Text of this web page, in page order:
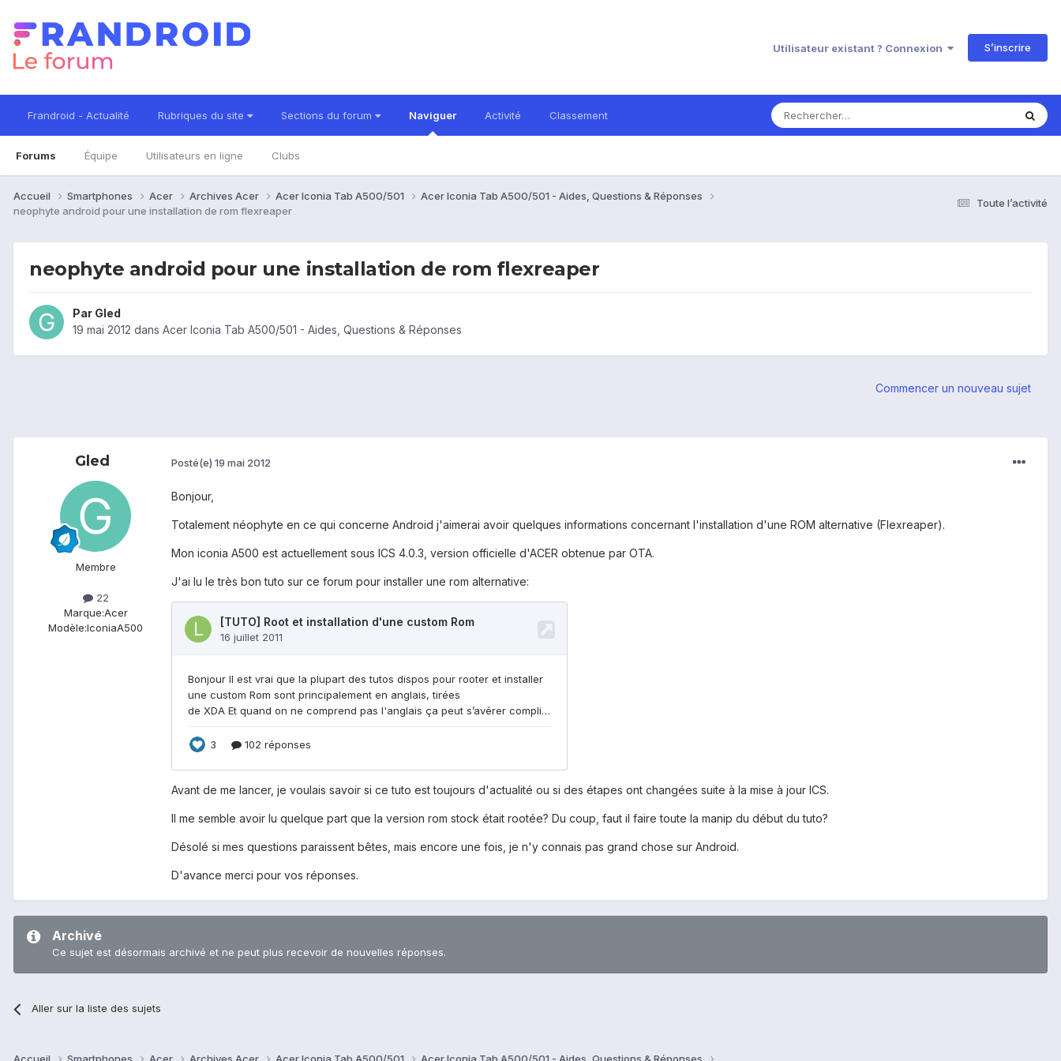
Utilisateur existant ? Connexion S’inscrire
Frandroid - Actualité Rubriques du site Sections du forum Naviguer
Forums Équipe Utilisateurs en ligne Clubs
Activité Classement
Toute l’activité
Accueil Smartphones Acer Archives Acer Acer Iconia Tab A500/501
Acer Iconia Tab A500/501 - Aides, Questions & Réponses
neophyte android pour une installation de rom flexreaper
neophyte android pour une installation de rom flexreaper
Par Gled
19 mai 2012 dans Acer Iconia Tab A500/501 - Aides, Questions & Réponses
Commencer un nouveau sujet
Gled
Membre
22
Marque:Acer
Modèle:IconiaA500
Posté(e) 19 mai 2012
Bonjour,
Totalement néophyte en ce qui concerne Android j'aimerai avoir quelques informations concernant l'installation d'une ROM alternative (Flexreaper).
Mon iconia A500 est actuellement sous ICS 4.0.3, version officielle d'ACER obtenue par OTA.
J'ai lu le très bon tuto sur ce forum pour installer une rom alternative:
Avant de me lancer, je voulais savoir si ce tuto est toujours d'actualité ou si des étapes ont changées suite à la mise à jour ICS.
Il me semble avoir lu quelque part que la version rom stock était rootée? Du coup, faut il faire toute la manip du début du tuto?
Désolé si mes questions paraissent bêtes, mais encore une fois, je n'y connais pas grand chose sur Android.
D'avance merci pour vos réponses.
Archivé
Ce sujet est désormais archivé et ne peut plus recevoir de nouvelles réponses.
Aller sur la liste des sujets